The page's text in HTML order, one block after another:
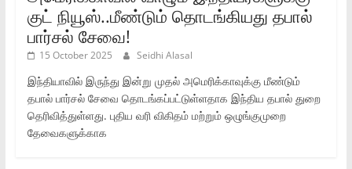
குட் நியூஸ்..மீண்டும் தொடங்கியது தபால்
பார்சல் சேவை!
15 October 2025 Seidhi Alasal
இந்தியாவில் இருந்து இன்று முதல் அமெரிக்காவுக்கு மீண்டும்
தபால் பார்சல் சேவை தொடங்கப்பட்டுள்ளதாக இந்திய தபால் துறை
தெரிவித்துள்ளது. புதிய வரி விகிதம் மற்றும் ஒழுங்குமுறை
தேவைகளுக்காக